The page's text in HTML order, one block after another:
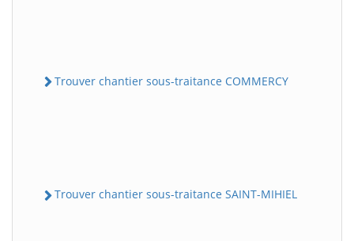
Trouver chantier sous-traitance COMMERCY
Trouver chantier sous-traitance SAINT-MIHIEL